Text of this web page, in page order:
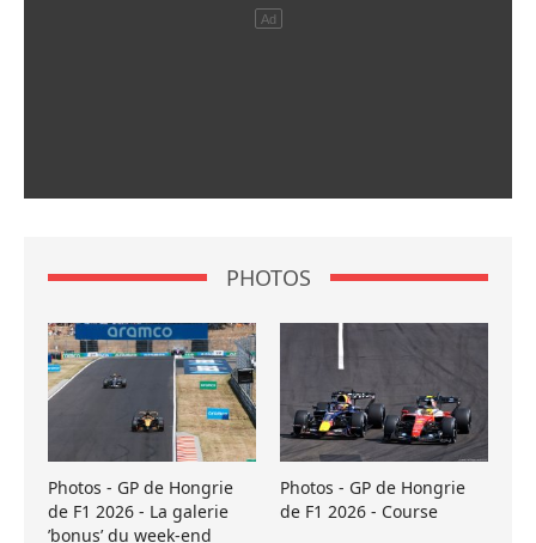
PHOTOS
Photos - GP de Hongrie
de F1 2026 - La galerie
’bonus’ du week-end
Photos - GP de Hongrie
de F1 2026 - Course